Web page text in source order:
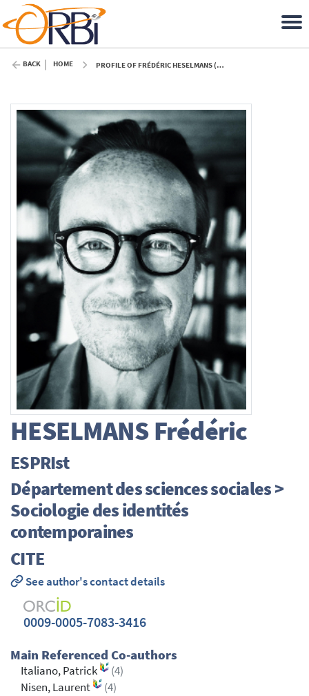
BACK HOME PROFILE OF FRÉDÉRIC HESELMANS (ULIÈGE)
HESELMANSFrédéric
ESPRIst
Département des sciences sociales >
Sociologie des identités
contemporaines
CITE
See author's contact details
0009-0005-7083-3416
Main Referenced Co-authors
Italiano, Patrick
(4)
Nisen, Laurent
(4)